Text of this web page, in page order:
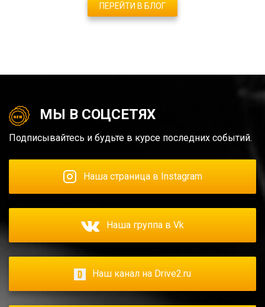
ПЕРЕЙТИ В БЛОГ
МЫ В СОЦСЕТЯХ
Подписывайтесь и будьте в курсе последних событий.
Наша страница в Instagram
Наша группа в Vk
Наш канал на Drive2.ru